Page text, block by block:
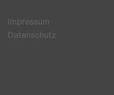
Impressum
Datenschutz